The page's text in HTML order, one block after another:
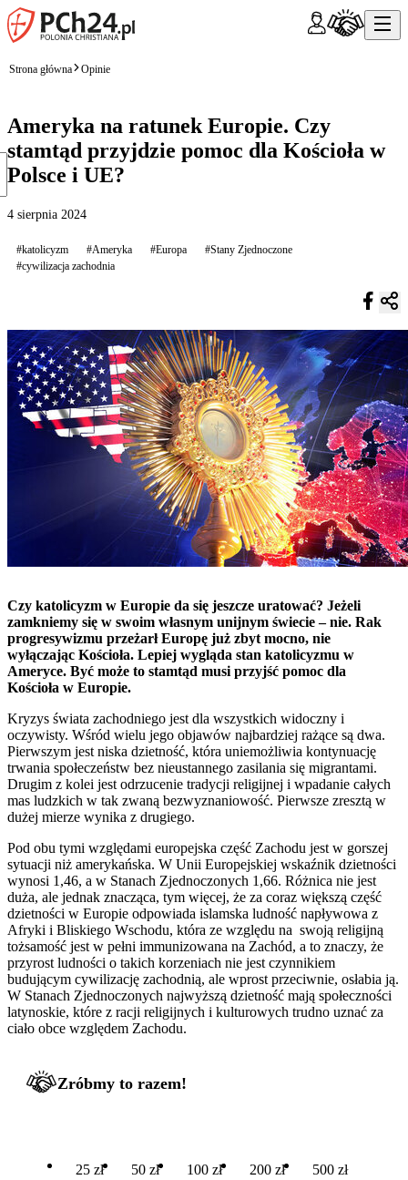
Strona główna Opinie
Ameryka na ratunek Europie. Czy
stamtąd przyjdzie pomoc dla Kościoła w
Polsce i UE?
4 sierpnia 2024
#katolicyzm #Ameryka #Europa
#Stany Zjednoczone
#cywilizacja zachodnia
Czy katolicyzm w Europie da się jeszcze uratować? Jeżeli
zamkniemy się w swoim własnym unijnym świecie – nie. Rak
progresywizmu przeżarł Europę już zbyt mocno, nie
wyłączając Kościoła. Lepiej wygląda stan katolicyzmu w
Ameryce. Być może to stamtąd musi przyjść pomoc dla
Kościoła w Europie.
Kryzys świata zachodniego jest dla wszystkich widoczny i
oczywisty. Wśród wielu jego objawów najbardziej rażące są dwa.
Pierwszym jest niska dzietność, która uniemożliwia kontynuację
trwania społeczeństw bez nieustannego zasilania się migrantami.
Drugim z kolei jest odrzucenie tradycji religijnej i wpadanie całych
mas ludzkich w tak zwaną bezwyznaniowość. Pierwsze zresztą w
dużej mierze wynika z drugiego.
Pod obu tymi względami europejska część Zachodu jest w gorszej
sytuacji niż amerykańska. W Unii Europejskiej wskaźnik dzietności
wynosi 1,46, a w Stanach Zjednoczonych 1,66. Różnica nie jest
duża, ale jednak znacząca, tym więcej, że za coraz większą część
dzietności w Europie odpowiada islamska ludność napływowa z
Afryki i Bliskiego Wschodu, która ze względu na swoją religijną
tożsamość jest w pełni immunizowana na Zachód, a to znaczy, że
przyrost ludności o takich korzeniach nie jest czynnikiem
budującym cywilizację zachodnią, ale wprost przeciwnie, osłabia ją.
W Stanach Zjednoczonych najwyższą dzietność mają społeczności
latynoskie, które z racji religijnych i kulturowych trudno uznać za
ciało obce względem Zachodu.
Zróbmy to razem!
25 zł 50 zł 100 zł 200 zł 500 zł